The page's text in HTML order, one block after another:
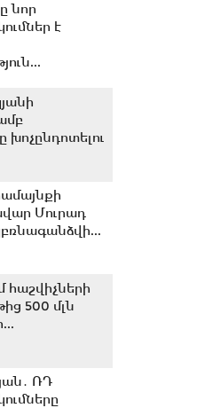
նոր
է
Մուրադ
հաշվիչների
500 մլն
ՌԴ